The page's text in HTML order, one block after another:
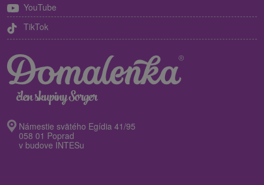
YouTube
TikTok
Námestie svätého Egídia 41/95
058 01 Poprad
v budove INTESu